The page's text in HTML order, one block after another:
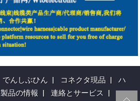
でんしぶひん | コネクタ現品 |
ハ
製品の情報 | 連絡とサービス |